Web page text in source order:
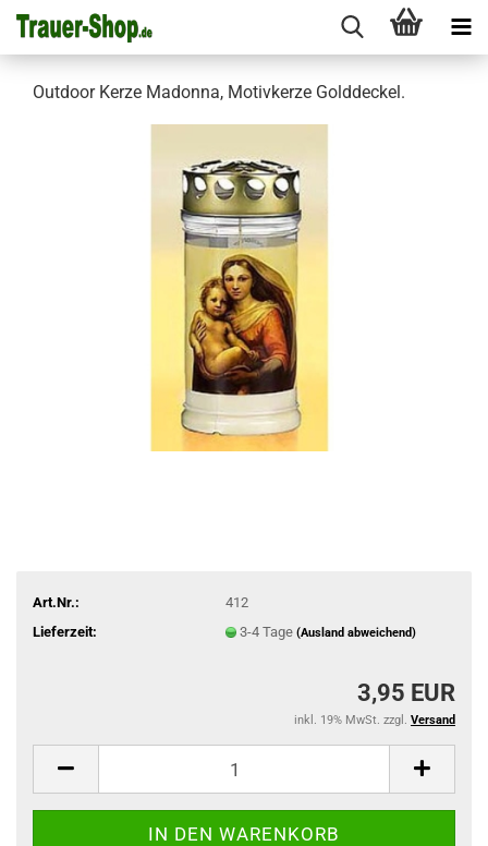
Outdoor Kerze Madonna, Motivkerze Golddeckel.
Art.Nr.:
412
Lieferzeit:
3-4 Tage (Ausland abweichend)
3,95 EUR
inkl. 19% MwSt. zzgl. Versand